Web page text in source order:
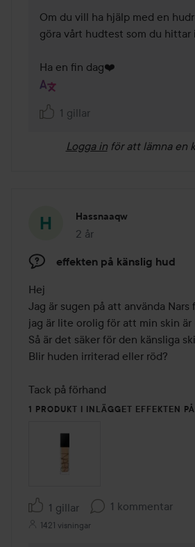
Om du vill ha hjälp med en
göra vårt hudtest som du hittar
Ha en fin dag❤️
1 gillar
Logga in för att lämna en
Hassnaaqw
2 år
Inlägget skapades 2 år
effekten på känslig hud
Hej
Jag är sugen på att använda
jag är lite orolig för att min skin är
Så är det säker för den känsliga
Blir huden irriterad eller röd?
Tack på förhand
1 PRODUKT I INLÄGGET EFFEKTEN
1 gillar 1 kommentar
1421 visningar